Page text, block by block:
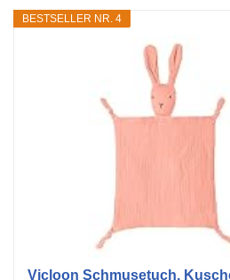
BESTSELLER NR. 4
Vicloon Schmusetuch,